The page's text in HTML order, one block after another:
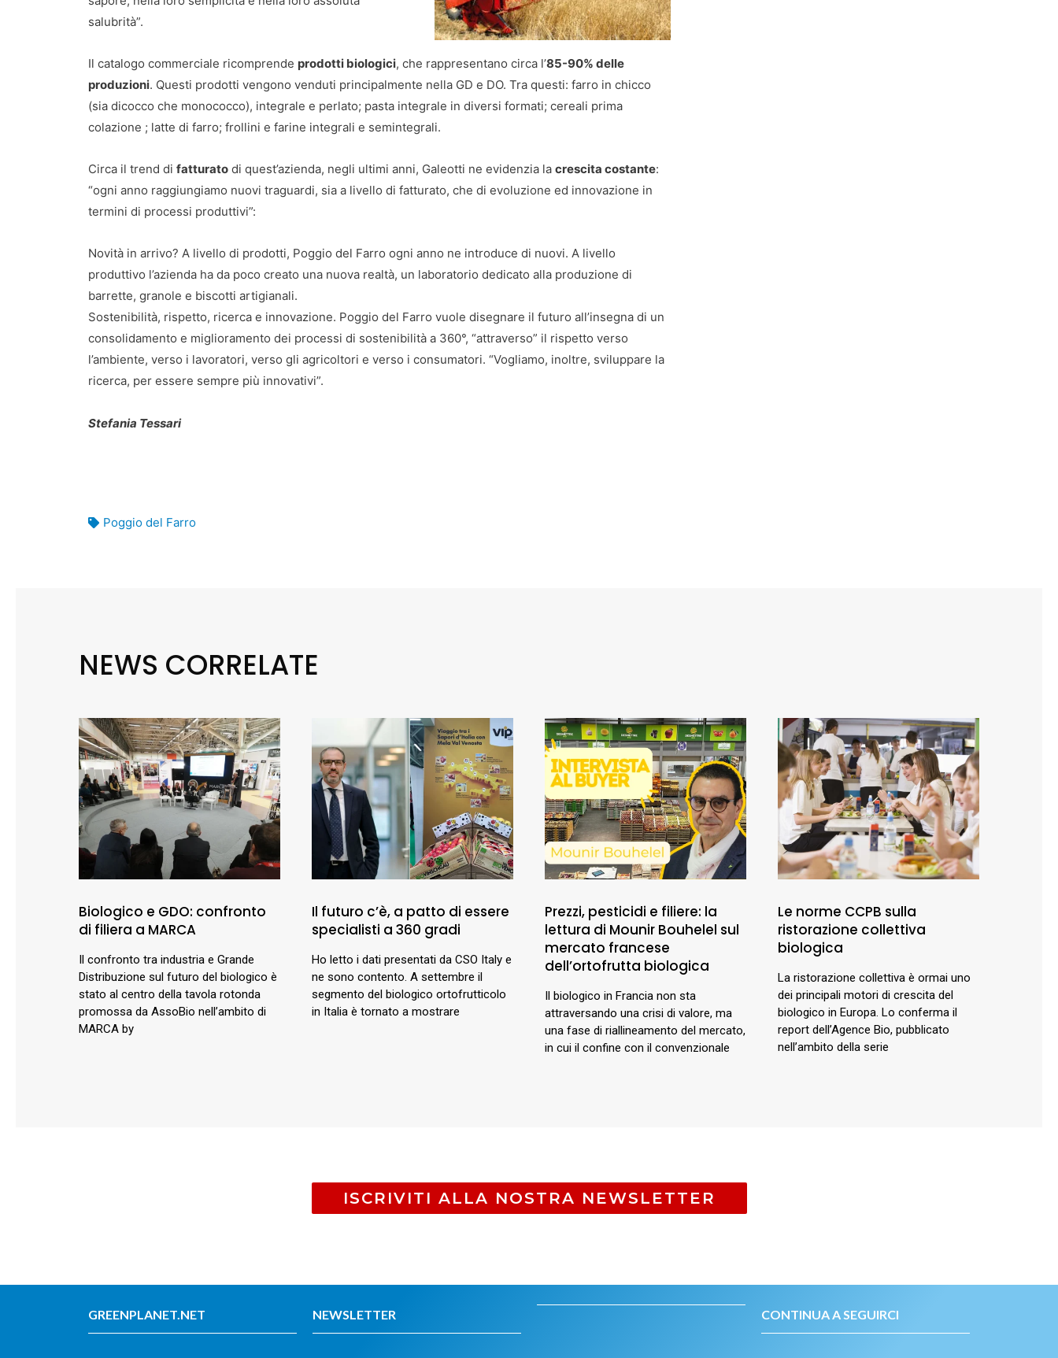
salubrità”.
Il catalogo commerciale ricomprende prodotti biologici, che rappresentano circa l’85-90% delle
produzioni. Questi prodotti vengono venduti principalmente nella GD e DO. Tra questi: farro in chicco
(sia dicocco che monococco), integrale e perlato; pasta integrale in diversi formati; cereali prima
colazione ; latte di farro; frollini e farine integrali e semintegrali.
Circa il trend di fatturato di quest’azienda, negli ultimi anni, Galeotti ne evidenzia la crescita costante:
“ogni anno raggiungiamo nuovi traguardi, sia a livello di fatturato, che di evoluzione ed innovazione in
termini di processi produttivi”:
Novità in arrivo? A livello di prodotti, Poggio del Farro ogni anno ne introduce di nuovi. A livello
produttivo l’azienda ha da poco creato una nuova realtà, un laboratorio dedicato alla produzione di
barrette, granole e biscotti artigianali.
Sostenibilità, rispetto, ricerca e innovazione. Poggio del Farro vuole disegnare il futuro all’insegna di un
consolidamento e miglioramento dei processi di sostenibilità a 360°, “attraverso” il rispetto verso
l’ambiente, verso i lavoratori, verso gli agricoltori e verso i consumatori. “Vogliamo, inoltre, sviluppare la
ricerca, per essere sempre più innovativi”.
Stefania Tessari
Poggio del Farro
NEWS CORRELATE
Biologico e GDO: confronto
di filiera a MARCA
Il confronto tra industria e Grande
Distribuzione sul futuro del biologico è
stato al centro della tavola rotonda
promossa da AssoBio nell’ambito di
MARCA by
Il futuro c’è, a patto di essere
specialisti a 360 gradi
Ho letto i dati presentati da CSO Italy e
ne sono contento. A settembre il
segmento del biologico ortofrutticolo
in Italia è tornato a mostrare
Prezzi, pesticidi e filiere: la
lettura di Mounir Bouhelel sul
mercato francese
dell’ortofrutta biologica
Il biologico in Francia non sta
attraversando una crisi di valore, ma
una fase di riallineamento del mercato,
in cui il confine con il convenzionale
Le norme CCPB sulla
ristorazione collettiva
biologica
La ristorazione collettiva è ormai uno
dei principali motori di crescita del
biologico in Europa. Lo conferma il
report dell’Agence Bio, pubblicato
nell’ambito della serie
ISCRIVITI ALLA NOSTRA NEWSLETTER
GREENPLANET.NET NEWSLETTER CONTINUA A SEGUIRCI